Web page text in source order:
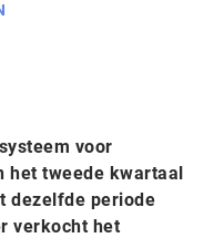
voor
het tweede kwartaal
dezelfde periode
verkocht het